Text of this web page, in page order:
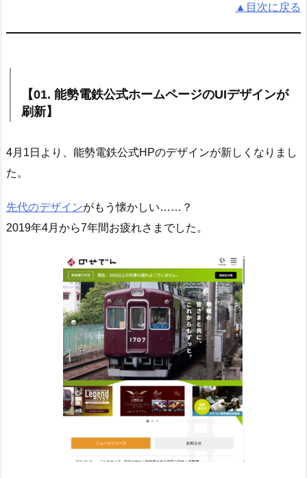
▲目次に戻る
【01. 能勢電鉄公式ホームページのUIデザインが
刷新】
4月1日より、能勢電鉄公式HPのデザインが新しくなりまし
た。
先代のデザインがもう懐かしい……？
2019年4月から7年間お疲れさまでした。